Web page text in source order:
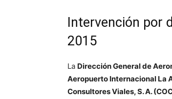
Intervención por
2015
La Dirección General de
Aeropuerto Internacional La
Consultores Viales, S. A.